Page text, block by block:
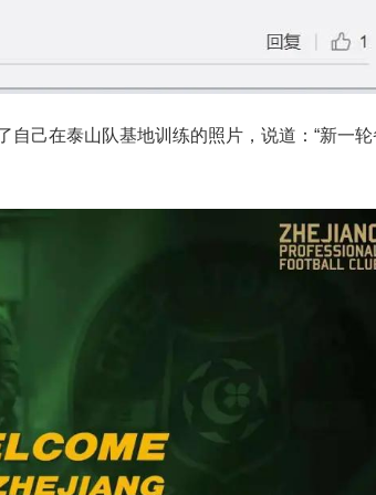
己在泰山队基地训练的照片，说道：“新一